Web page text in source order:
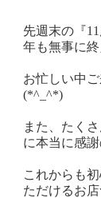
先週末の『
年も無事に
お忙しい中
(*^_^*)
また、たく
に本当に感
これからも
ただけるお